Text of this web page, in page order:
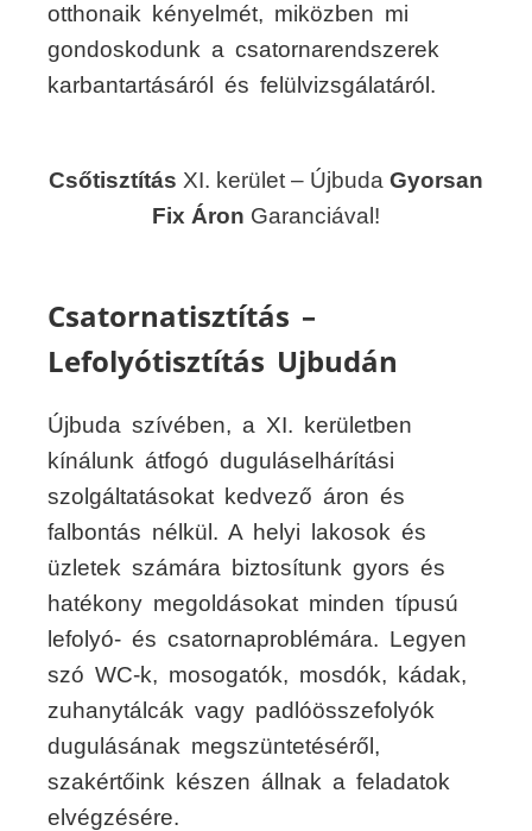
otthonaik kényelmét, miközben mi
gondoskodunk a csatornarendszerek
karbantartásáról és felülvizsgálatáról.
Csőtisztítás XI. kerület – Újbuda Gyorsan
Fix Áron Garanciával!
Csatornatisztítás –
Lefolyótisztítás Ujbudán
Újbuda szívében, a XI. kerületben
kínálunk átfogó duguláselhárítási
szolgáltatásokat kedvező áron és
falbontás nélkül. A helyi lakosok és
üzletek számára biztosítunk gyors és
hatékony megoldásokat minden típusú
lefolyó- és csatornaproblémára. Legyen
szó WC-k, mosogatók, mosdók, kádak,
zuhanytálcák vagy padlóösszefolyók
dugulásának megszüntetéséről,
szakértőink készen állnak a feladatok
elvégzésére.